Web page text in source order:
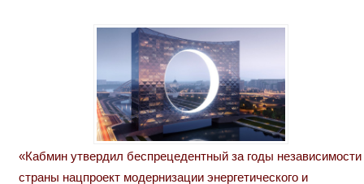
«Кабмин утвердил беспрецедентный за годы независимости
страны нацпроект модернизации энергетического и